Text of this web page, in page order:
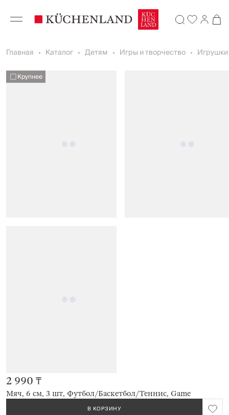
Главная Каталог Детям Игры и творчество
Крупнее
Мяч, 6 см, 3 шт, Футбол/Баскетбол/Теннис, Game
2 990 ₸
В КОРЗИНУ